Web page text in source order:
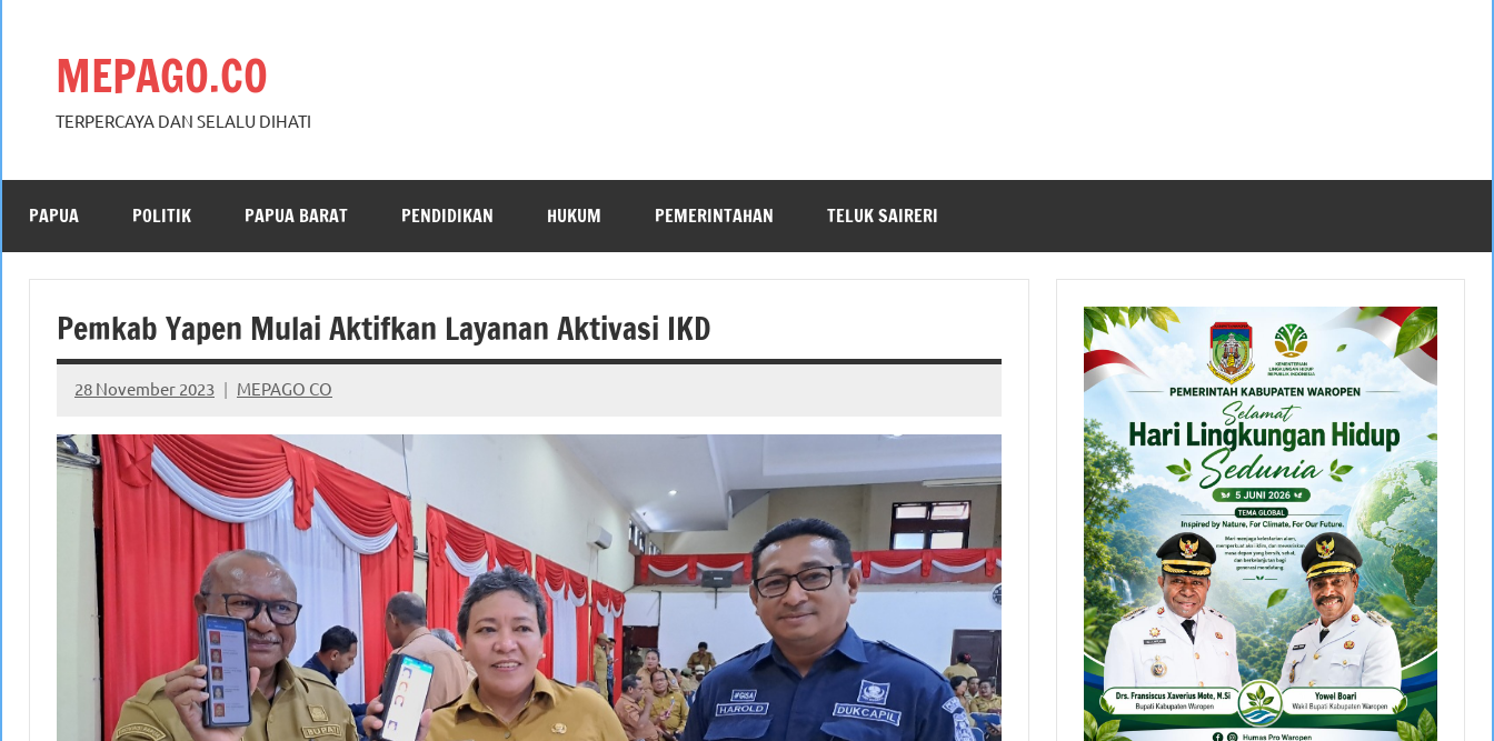
MEPAGO.CO
TERPERCAYA DAN SELALU DIHATI
PAPUA POLITIK PAPUA BARAT PENDIDIKAN HUKUM PEMERINTAHAN TELUK SAIRERI
Pemkab Yapen Mulai Aktifkan Layanan Aktivasi IKD
28 November 2023 MEPAGO CO
No
comments